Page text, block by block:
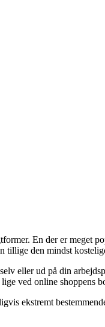
En der er meget
tillige den mindst
eller ud på din
ved online shoppens
ekstremt